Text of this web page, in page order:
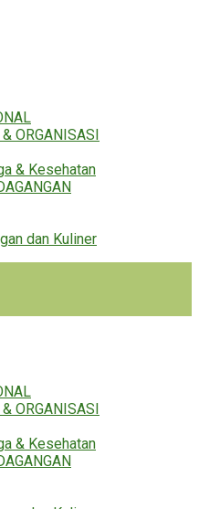
ORGANISASI
& Kesehatan
dan Kuliner
ORGANISASI
& Kesehatan